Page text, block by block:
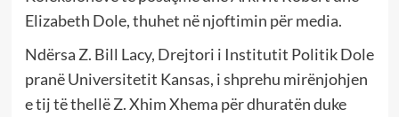
Elizabeth Dole, thuhet në njoftimin për media.
Ndërsa Z. Bill Lacy, Drejtori i Institutit Politik Dole
pranë Universitetit Kansas, i shprehu mirënjohjen
e tij të thellë Z. Xhim Xhema për dhuratën duke